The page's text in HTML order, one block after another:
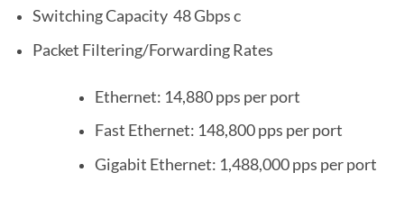
Switching Capacity 48 Gbps c
Packet Filtering/Forwarding Rates
Ethernet: 14,880 pps per port
Fast Ethernet: 148,800 pps per port
Gigabit Ethernet: 1,488,000 pps per port